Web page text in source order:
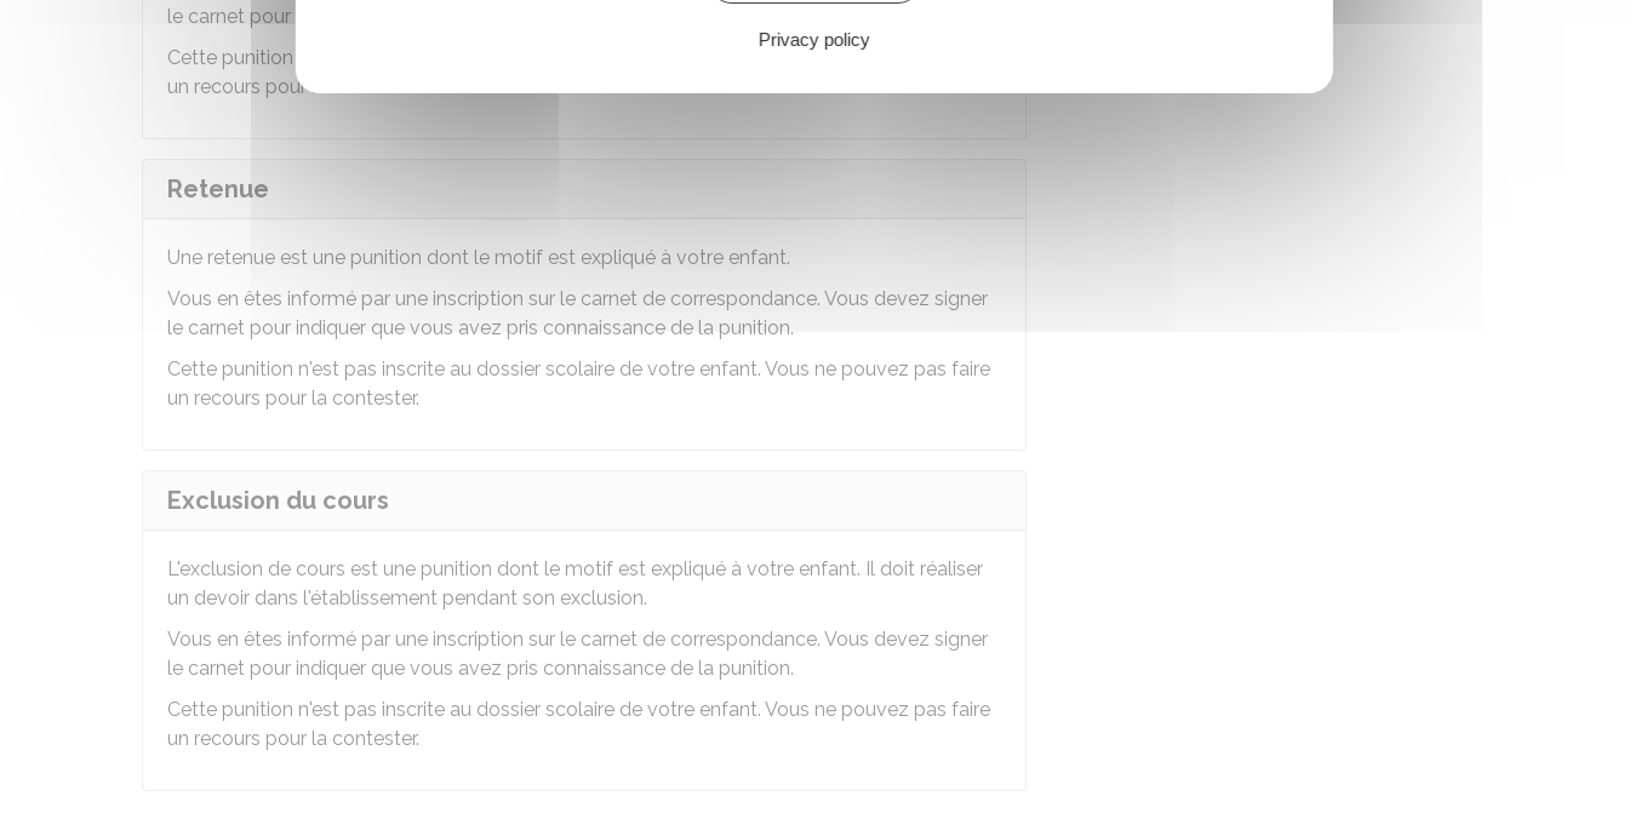
le carnet pour indiquer que vous avez pris connaissance de la punition.
Cette punition n'est pas inscrite au dossier scolaire de votre enfant. Vous ne pouvez pas faire
un recours pour la contester.
Retenue
Une retenue est une punition dont le motif est expliqué à votre enfant.
Vous en êtes informé par une inscription sur le carnet de correspondance. Vous devez signer
le carnet pour indiquer que vous avez pris connaissance de la punition.
Cette punition n'est pas inscrite au dossier scolaire de votre enfant. Vous ne pouvez pas faire
un recours pour la contester.
Exclusion du cours
L'exclusion de cours est une punition dont le motif est expliqué à votre enfant. Il doit réaliser
un devoir dans l'établissement pendant son exclusion.
Vous en êtes informé par une inscription sur le carnet de correspondance. Vous devez signer
le carnet pour indiquer que vous avez pris connaissance de la punition.
Cette punition n'est pas inscrite au dossier scolaire de votre enfant. Vous ne pouvez pas faire
un recours pour la contester.
Privacy policy